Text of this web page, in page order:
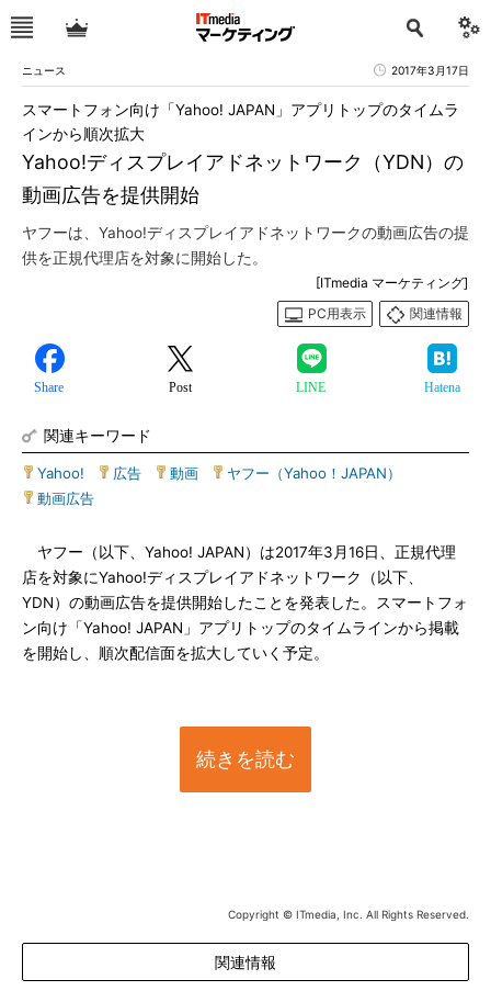
ニュース 2017年3月17日
Yahoo!ディスプレイアドネットワーク（YDN）の
動画広告を提供開始
スマートフォン向け「Yahoo! JAPAN」アプリトップのタイムラ
インから順次拡大
ヤフーは、Yahoo!ディスプレイアドネットワークの動画広告の提
供を正規代理店を対象に開始した。
[ITmedia マーケティング]
PC用表示
関連情報
Share Post LINE Hatena
関連キーワード
Yahoo! 広告 動画 ヤフー（Yahoo！JAPAN）
動画広告
ヤフー（以下、Yahoo! JAPAN）は2017年3月16日、正規代理
店を対象にYahoo!ディスプレイアドネットワーク（以下、
YDN）の動画広告を提供開始したことを発表した。スマートフォ
ン向け「Yahoo! JAPAN」アプリトップのタイムラインから掲載
を開始し、順次配信面を拡大していく予定。
続きを読む
Copyright © ITmedia, Inc. All Rights Reserved.
関連情報